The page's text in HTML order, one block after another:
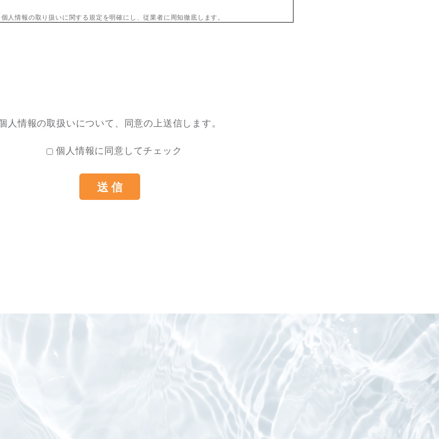
人情報の取り扱いに関する規定を明確にし、従業者に周知徹底します。
取り扱います。
らし適正な手段により取得した個人情報につき、当社が営む事業において以下の目的のた
人情報の取扱いについて、同意の上送信します。
個人情報に同意してチェック